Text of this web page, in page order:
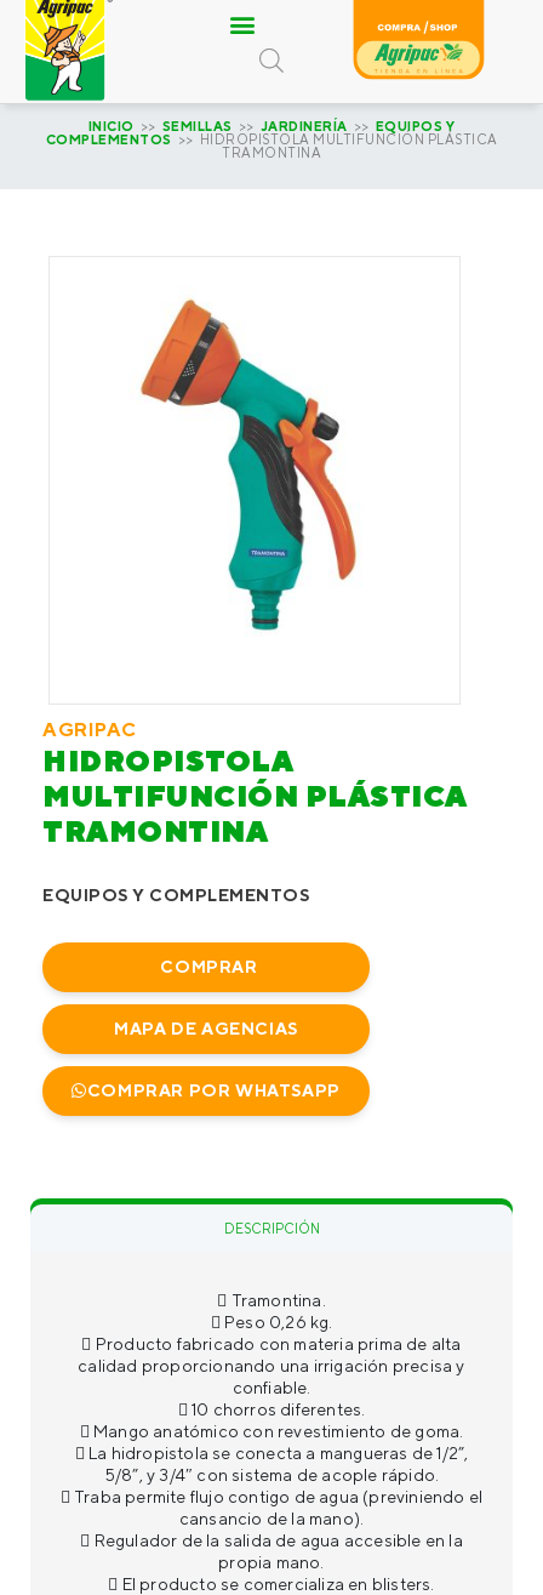
contenido
INICIO >> SEMILLAS >> JARDINERÍA >> EQUIPOS Y
COMPLEMENTOS
>> HIDROPISTOLA MULTIFUNCIÓN PLÁSTICA
TRAMONTINA
AGRIPAC
HIDROPISTOLA
MULTIFUNCIÓN PLÁSTICA
TRAMONTINA
EQUIPOS Y COMPLEMENTOS
COMPRAR
MAPA DE AGENCIAS
COMPRAR POR WHATSAPP
DESCRIPCIÓN
MODO DE USO
 Tramontina.
 Peso 0,26 kg.
 Producto fabricado con materia prima de alta
calidad proporcionando una irrigación precisa y
confiable.
 10 chorros diferentes.
 Mango anatómico con revestimiento de goma.
 La hidropistola se conecta a mangueras de 1/2”,
5/8”, y 3/4″ con sistema de acople rápido.
 Traba permite flujo contigo de agua (previniendo el
cansancio de la mano).
 Regulador de la salida de agua accesible en la
propia mano.
 El producto se comercializa en blisters.